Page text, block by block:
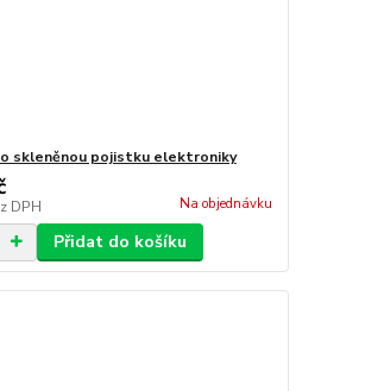
skleněnou pojistku elektroniky
DPH Na objednávku
Přidat do košíku